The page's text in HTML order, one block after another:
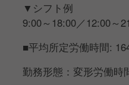
▼シフト例
9:00～18:00／12:00～
■平均所定労働時間:
勤務形態：変形労働時